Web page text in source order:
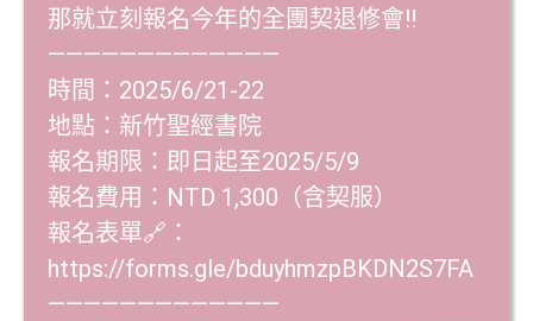
那就立刻報名今年的全團契退修會‼️
—————————————
時間：2025/6/21-22
地點：新竹聖經書院
報名期限：即日起至2025/5/9
報名費用：NTD 1,300（含契服）
報名表單🔗：
https://forms.gle/bduyhmzpBKDN2S7FA
—————————————